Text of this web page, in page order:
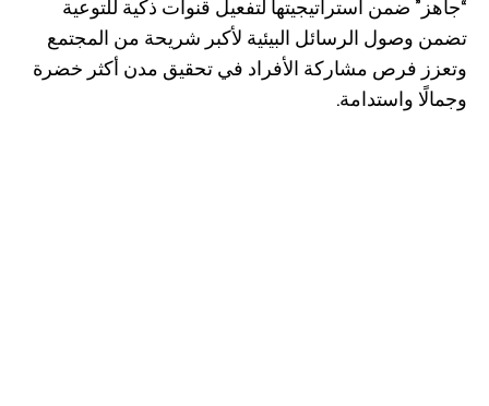
“جاهز” ضمن استراتيجيتها لتفعيل قنوات ذكية للتوعية
تضمن وصول الرسائل البيئية لأكبر شريحة من المجتمع
وتعزز فرص مشاركة الأفراد في تحقيق مدن أكثر خضرة
وجمالًا واستدامة.